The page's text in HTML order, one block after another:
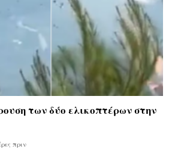
των δύο ελικοπτέρων στην
πριν